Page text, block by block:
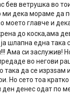
бев ветрушка во
дека мораме да
моето главче и
до коска,ама
шлапна една така
Ама си заслужив!
во негови
да се изрзѕам
Но сето тоа кратко
денес одат по